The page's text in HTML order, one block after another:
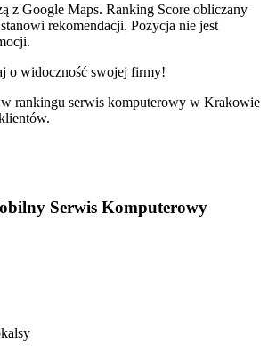
z Google Maps. Ranking Score obliczany
rekomendacji. Pozycja nie jest
o widoczność swojej firmy!
rankingu serwis komputerowy w Krakowie
Serwis Komputerowy